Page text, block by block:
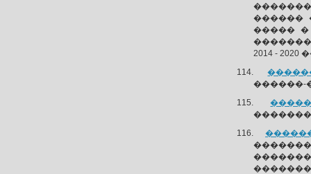
������
����� �
2014 -
������-